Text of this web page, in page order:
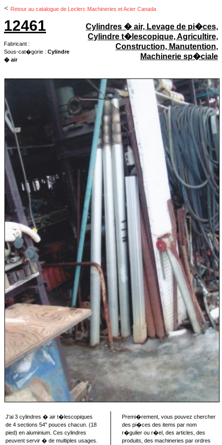
< Retour au catalogue de Leclerc Machineries et Acier Canada
12461
Fabricant :
Sous-cat�gorie : Cylindre
� air
Cylindres � air, Levage de pi�ces,
Cylindre t�lescopique, Agricultire,
Construction, Manutention,
Machinerie sp�ciale
J'ai 3 cylindres � air t�lescopiques
de 4 sections 54" pouces chacun. (18
pied) en aluminium. Ces cylindres
peuvent servir � de multiples usages.
Premi�rement, vous pouvez chercher
des pi�ces des items par nom
r�gulier ou r�el, des articles, des
produits, des machineries par ordres